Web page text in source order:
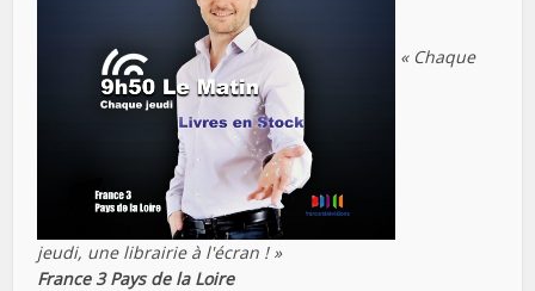
« Chaque
jeudi, une librairie à l'écran ! »
France 3 Pays de la Loire